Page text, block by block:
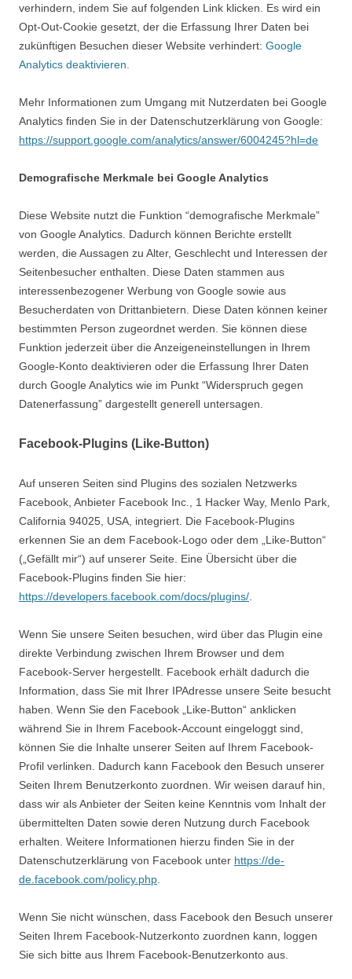
verhindern, indem Sie auf folgenden Link klicken. Es wird ein
Opt-Out-Cookie gesetzt, der die Erfassung Ihrer Daten bei
zukünftigen Besuchen dieser Website verhindert: Google
Analytics deaktivieren.
Mehr Informationen zum Umgang mit Nutzerdaten bei Google
Analytics finden Sie in der Datenschutzerklärung von Google:
https://support.google.com/analytics/answer/6004245?hl=de
Demografische Merkmale bei Google Analytics
Diese Website nutzt die Funktion “demografische Merkmale”
von Google Analytics. Dadurch können Berichte erstellt
werden, die Aussagen zu Alter, Geschlecht und Interessen der
Seitenbesucher enthalten. Diese Daten stammen aus
interessenbezogener Werbung von Google sowie aus
Besucherdaten von Drittanbietern. Diese Daten können keiner
bestimmten Person zugeordnet werden. Sie können diese
Funktion jederzeit über die Anzeigeneinstellungen in Ihrem
Google-Konto deaktivieren oder die Erfassung Ihrer Daten
durch Google Analytics wie im Punkt “Widerspruch gegen
Datenerfassung” dargestellt generell untersagen.
Facebook-Plugins (Like-Button)
Auf unseren Seiten sind Plugins des sozialen Netzwerks
Facebook, Anbieter Facebook Inc., 1 Hacker Way, Menlo Park,
California 94025, USA, integriert. Die Facebook-Plugins
erkennen Sie an dem Facebook-Logo oder dem „Like-Button“
(„Gefällt mir“) auf unserer Seite. Eine Übersicht über die
Facebook-Plugins finden Sie hier:
https://developers.facebook.com/docs/plugins/
Wenn Sie unsere Seiten besuchen, wird über das Plugin eine
direkte Verbindung zwischen Ihrem Browser und dem
Facebook-Server hergestellt. Facebook erhält dadurch die
Information, dass Sie mit Ihrer IPAdresse unsere Seite besucht
haben. Wenn Sie den Facebook „Like-Button“ anklicken
während Sie in Ihrem Facebook-Account eingeloggt sind,
können Sie die Inhalte unserer Seiten auf Ihrem Facebook-
Profil verlinken. Dadurch kann Facebook den Besuch unserer
Seiten Ihrem Benutzerkonto zuordnen. Wir weisen darauf hin,
dass wir als Anbieter der Seiten keine Kenntnis vom Inhalt der
übermittelten Daten sowie deren Nutzung durch Facebook
erhalten. Weitere Informationen hierzu finden Sie in der
Datenschutzerklärung von Facebook unter https://de-
de.facebook.com/policy.php
Wenn Sie nicht wünschen, dass Facebook den Besuch unserer
Seiten Ihrem Facebook-Nutzerkonto zuordnen kann, loggen
Sie sich bitte aus Ihrem Facebook-Benutzerkonto aus.